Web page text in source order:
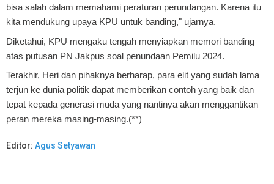
bisa salah dalam memahami peraturan perundangan. Karena itu
kita mendukung upaya KPU untuk banding," ujarnya.
Diketahui, KPU mengaku tengah menyiapkan memori banding
atas putusan PN Jakpus soal penundaan Pemilu 2024.
Terakhir, Heri dan pihaknya berharap, para elit yang sudah lama
terjun ke dunia politik dapat memberikan contoh yang baik dan
tepat kepada generasi muda yang nantinya akan menggantikan
peran mereka masing-masing.(**)
Editor: Agus Setyawan